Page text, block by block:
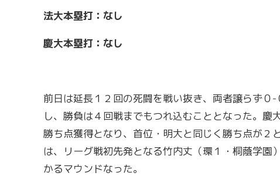
法大本塁打：なし
慶大本塁打：なし
前日は延長１２回の死闘を戦い抜き、両者譲らず
し、勝負は４回戦までもつれ込むこととなった。
勝ち点獲得となり、首位・明大と同じく勝ち点が２
は、リーグ戦初先発となる竹内丈（環１・桐蔭学
かるマウンドなった。